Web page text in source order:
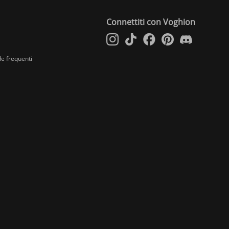
frequenti
Connettiti con Voghion